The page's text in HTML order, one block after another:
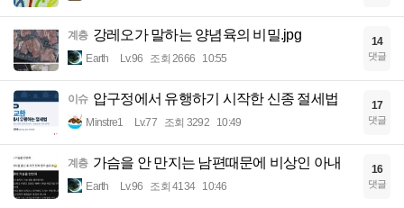
계층 강레오가 말하는 양념육의 비밀.jpg
Earth Lv.96 조회 2666 10:55
14
댓글
이슈 압구정에서 유행하기 시작한 신종 절세법
Minstre1 Lv.77 조회 3292 10:49
17
댓글
계층 가슴을 안 만지는 남편때문에 비상인 아내
Earth Lv.96 조회 4134 10:46
16
댓글